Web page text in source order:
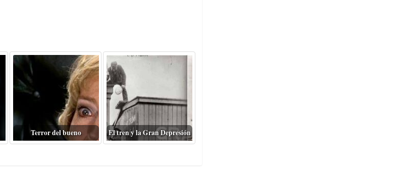
Terror del bueno El tren y la Gran Depresión